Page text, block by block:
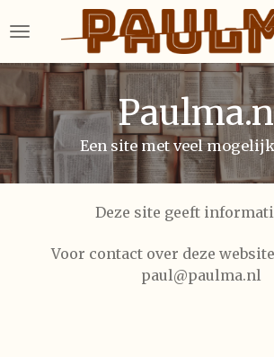
direct
naar
hoofdinhoud
Een site met veel
Deze site geeft
Voor contact over deze
paul@paulma.nl